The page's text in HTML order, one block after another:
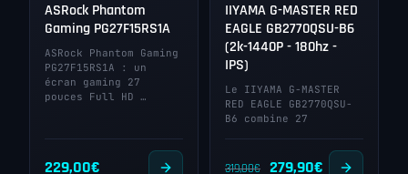
ASRock Phantom
Gaming PG27F15RS1A
ASRock Phantom Gaming
PG27F15RS1A : un
écran gaming 27
pouces Full HD …
229,00€
IIYAMA G-MASTER RED
EAGLE GB2770QSU-B6
(2k-1440P - 180hz -
IPS)
Le IIYAMA G-MASTER
RED EAGLE GB2770QSU-
B6 combine 27
319,00€
Le
279,90€